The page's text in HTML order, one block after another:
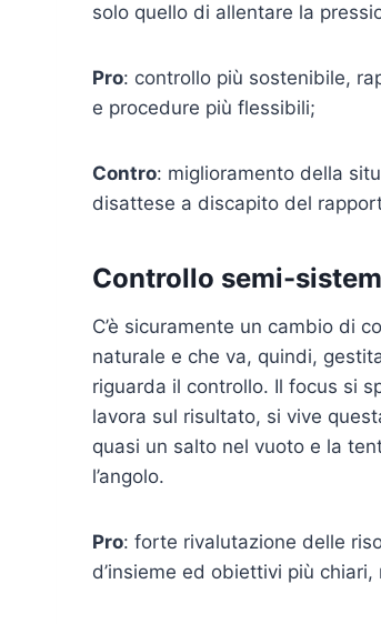
solo quello di allentare la
Pro: controllo più sostenibile,
e procedure più flessibili;
Contro: miglioramento della
disattese a discapito del
Controllo semi-
C’è sicuramente un cambio di
naturale e che va, quindi,
riguarda il controllo. Il focus si
lavora sul risultato, si vive
quasi un salto nel vuoto e la
l’angolo.
Pro: forte rivalutazione delle
d’insieme ed obiettivi più chiari,